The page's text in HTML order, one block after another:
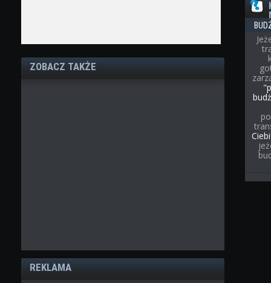
ZOBACZ TAKŻE
REKLAMA